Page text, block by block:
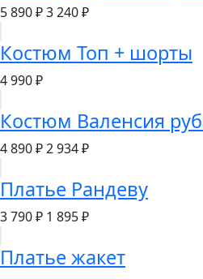
5 890 ₽3 240 ₽
Костюм Топ + шорты
4 990 ₽
Костюм Валенсия
4 890 ₽2 934 ₽
Платье Рандеву
3 790 ₽ 1 895 ₽
Платье жакет